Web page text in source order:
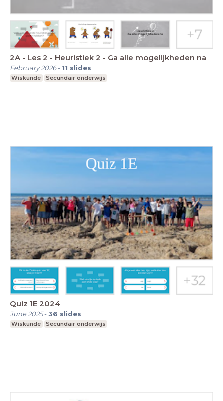
2A - Les 2 - Heuristiek 2 - Ga alle mogelijkheden na
February 2026- 11 slides
Wiskunde Secundair onderwijs
Quiz 1E 2024
June 2025-36 slides
Wiskunde Secundair onderwijs